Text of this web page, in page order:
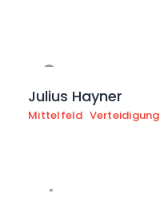
6
Julius Hayner
Mittelfeld Verteidigung